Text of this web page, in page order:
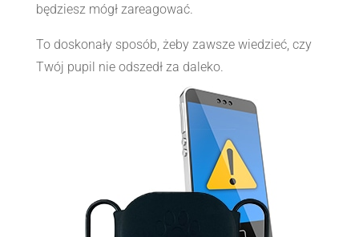
będziesz mógł zareagować.
To doskonały sposób, żeby zawsze wiedzieć, czy
Twój pupil nie odszedł za daleko.